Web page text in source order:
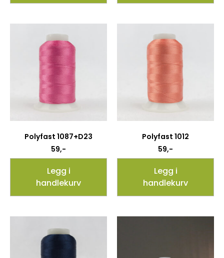
Polyfast 1087+D23
59,-
Legg i
handlekurv
Polyfast 1012
59,-
Legg i
handlekurv